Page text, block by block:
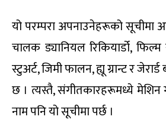
यो परम्परा अपनाउनेहरूको सूचीमा
चालक ड्यानियल रिकियार्डो, फिल्म
स्टुअर्ट, जिमी फालन, ह्यू ग्रान्ट र
छ । त्यस्तै, संगीतकारहरूमध्ये मेशिन
नाम पनि यो सूचीमा पर्छ ।